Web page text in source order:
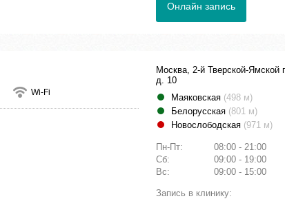
Онлайн запись
Wi-Fi
Москва, 2-й Тверской-Ямской
д. 10
Маяковская (498 м)
Белорусская (801 м)
Новослободская (971 м)
Пн-Пт:
08:00 - 21:00
Сб:
09:00 - 19:00
Вс:
09:00 - 15:00
Запись в клинику: